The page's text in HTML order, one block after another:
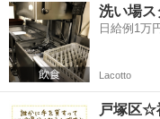
的、精神の障害を持つ方の
洗い場ス
日給例1万
Lacotto
戸塚区☆